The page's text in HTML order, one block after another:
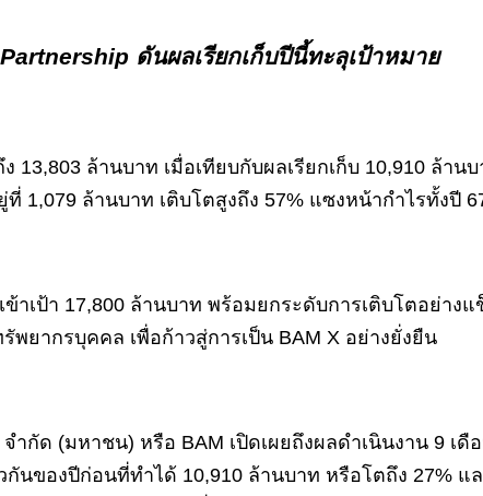
ดันผลเรียกเก็บปีนี้ทะลุเป้าหมาย
13,803 ล้านบาท เมื่อเทียบกับผลเรียกเก็บ 10,910 ล้า
1,079 ล้านบาท เติบโตสูงถึง 57% แซงหน้ากำไรทั้งปี
าเป้า 17,800 ล้านบาท พร้อมยกระดับการเติบโตอย่าง
ยากรบุคคล เพื่อก้าวสู่การเป็น BAM X อย่างยั่งยืน
ด (มหาชน) หรือ BAM เปิดเผยถึงผลดำเนินงาน 9 เดื
นของปีก่อนที่ทำได้ 10,910 ล้านบาท หรือโตถึง 27% แ